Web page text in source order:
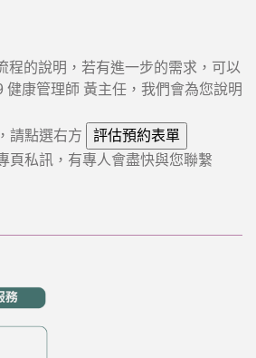
程的說明，若有進一步的需求，可以
健康管理師 黃主任，我們會為您說明
請點選右方
頁私訊，有專人會盡快與您聯繫